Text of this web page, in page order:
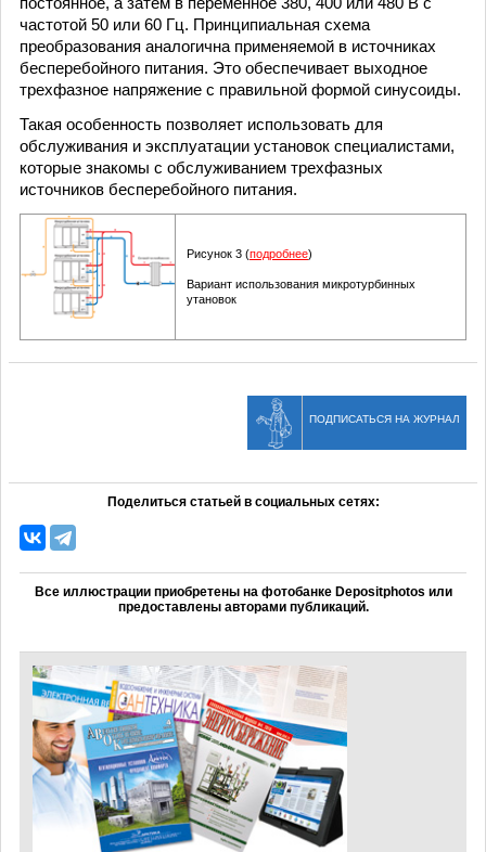
частотой 50 или 60 Гц. Принципиальная схема
преобразования аналогична применяемой в источниках
бесперебойного питания. Это обеспечивает выходное
трехфазное напряжение с правильной формой синусоиды.
Такая особенность позволяет использовать для
обслуживания и эксплуатации установок специалистами,
которые знакомы с обслуживанием трехфазных
источников бесперебойного питания.
Рисунок 3 (подробнее)
Вариант использования микротурбинных
утановок
ПОДПИСАТЬСЯ НА ЖУРНАЛ
Поделиться статьей в социальных сетях:
Все иллюстрации приобретены на фотобанке Depositphotos или
предоставлены авторами публикаций.